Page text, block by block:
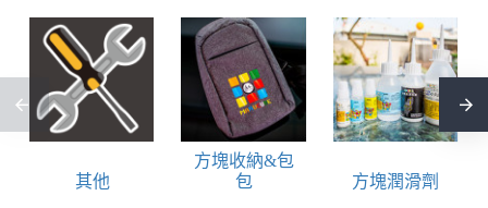
其他
方塊收納&包
包
方塊潤滑劑